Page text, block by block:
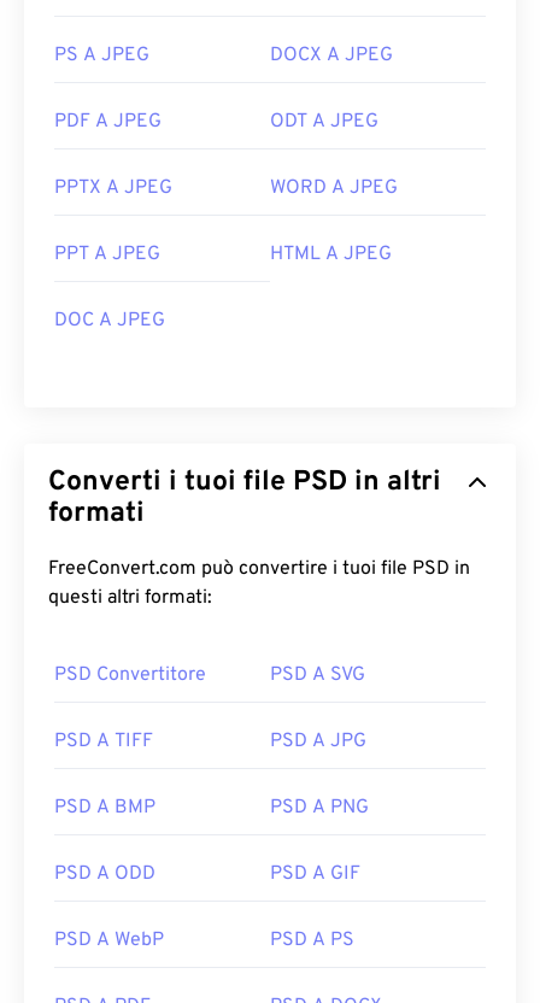
PS A JPEG DOCX A JPEG
PDF A JPEG ODT A JPEG
PPTX A JPEG WORD A JPEG
PPT A JPEG HTML A JPEG
DOC A JPEG
Converti i tuoi file PSD in altri
formati
FreeConvert.com può convertire i tuoi file PSD in
questi altri formati:
PSD Convertitore PSD A SVG
PSD A TIFF PSD A JPG
PSD A BMP PSD A PNG
PSD A ODD PSD A GIF
PSD A WebP PSD A PS